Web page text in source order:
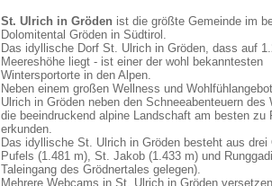
St. Ulrich in Gröden ist die größte Gemeinde im
Dolomitental Gröden in Südtirol.
Das idyllische Dorf St. Ulrich in Gröden, dass auf
Meereshöhe liegt - ist einer der wohl bekanntesten
Wintersportorte in den Alpen.
Neben einem großen Wellness und
Ulrich in Gröden neben den Schneeabenteuern des
die beeindruckend alpine Landschaft am besten zu
erkunden.
Das idyllische St. Ulrich in Gröden besteht aus drei
Pufels (1.481 m), St. Jakob (1.433 m) und
Taleingang des Grödnertales gelegen).
Mehrere Webcams in St. Ulrich in Gröden